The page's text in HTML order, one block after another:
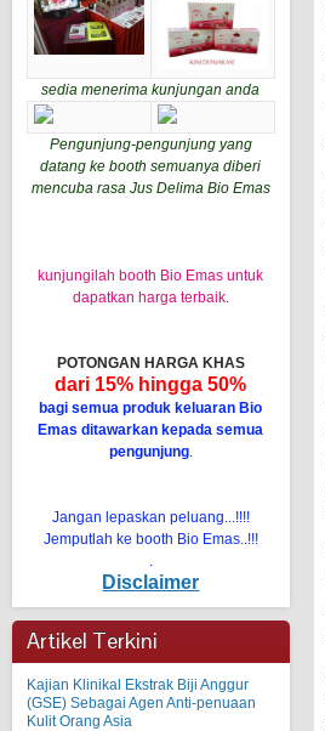
sedia menerima kunjungan anda
Pengunjung-pengunjung yang
datang ke booth semuanya diberi
mencuba rasa Jus Delima Bio Emas
kunjungilah booth Bio Emas untuk
dapatkan harga terbaik.
POTONGAN HARGA KHAS
dari 15% hingga 50%
bagi semua produk keluaran Bio
Emas ditawarkan kepada semua
pengunjung.
Jangan lepaskan peluang...!!!!
Jemputlah ke booth Bio Emas..!!!
.
Disclaimer
Artikel Terkini
Kajian Klinikal Ekstrak Biji Anggur
(GSE) Sebagai Agen Anti-penuaan
Kulit Orang Asia